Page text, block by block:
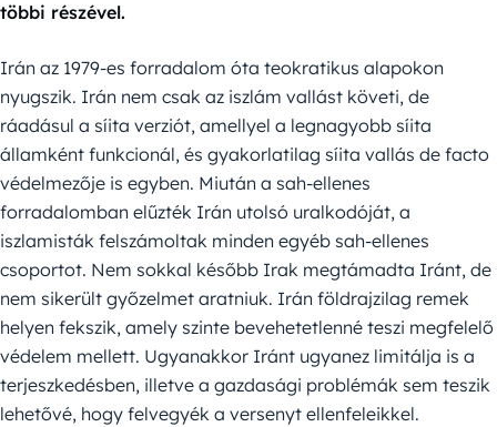
többi részével.
Irán az 1979-es forradalom óta teokratikus alapokon
nyugszik. Irán nem csak az iszlám vallást követi, de
ráadásul a síita verziót, amellyel a legnagyobb síita
államként funkcionál, és gyakorlatilag síita vallás de facto
védelmezője is egyben. Miután a sah-ellenes
forradalomban elűzték Irán utolsó uralkodóját, a
iszlamisták felszámoltak minden egyéb sah-ellenes
csoportot. Nem sokkal később Irak megtámadta Iránt, de
nem sikerült győzelmet aratniuk. Irán földrajzilag remek
helyen fekszik, amely szinte bevehetetlenné teszi megfelelő
védelem mellett. Ugyanakkor Iránt ugyanez limitálja is a
terjeszkedésben, illetve a gazdasági problémák sem teszik
lehetővé, hogy felvegyék a versenyt ellenfeleikkel.